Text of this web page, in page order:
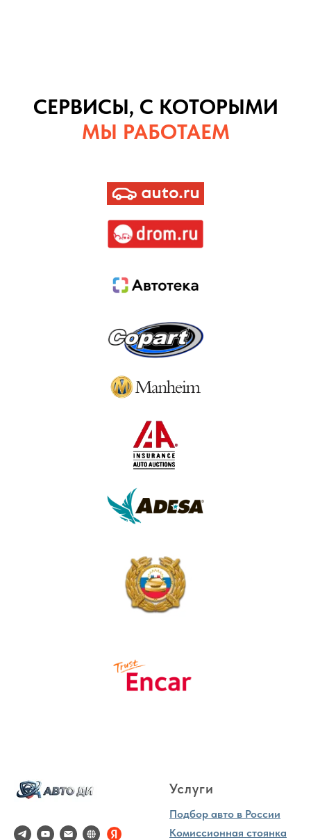
СЕРВИСЫ, С КОТОРЫМИ
МЫ РАБОТАЕМ
Услуги
Подбор авто в России
Комиссионная стоянка